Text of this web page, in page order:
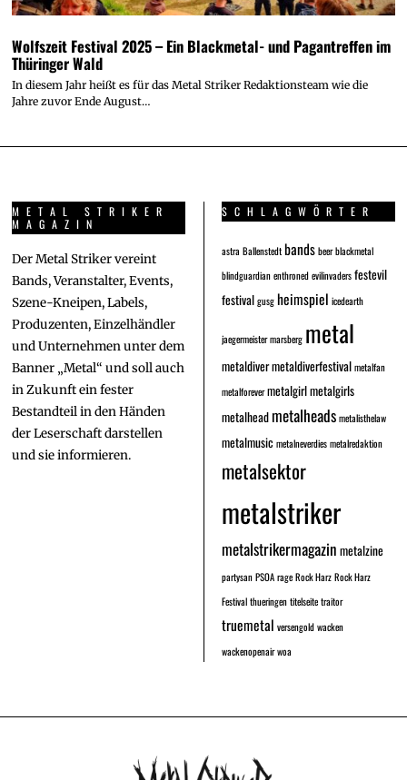
Wolfszeit Festival 2025 – Ein Blackmetal- und Pagantreffen im
Thüringer Wald
In diesem Jahr heißt es für das Metal Striker Redaktionsteam wie die
Jahre zuvor Ende August…
METAL STRIKER
MAGAZIN
Der Metal Striker vereint
Bands, Veranstalter, Events,
Szene-Kneipen, Labels,
Produzenten, Einzelhändler
und Unternehmen unter dem
Banner „Metal“ und soll auch
in Zukunft ein fester
Bestandteil in den Händen
der Leserschaft darstellen
und sie informieren.
SCHLAGWÖRTER
astra Ballenstedtbandsbeerblackmetal
blindguardianenthronedevilinvadersfestevil
festivalgusgheimspiel icedearth
jaegermeistermarsberg metal
metaldivermetaldiverfestivalmetalfan
metalforevermetalgirlmetalgirls
metalhead metalheadsmetalisthelaw
metalmusic metalneverdiesmetalredaktion
metalsektor
metalstriker
metalstrikermagazin metalzine
partysanPSOArageRock HarzRock Harz
Festivalthueringentitelseitetraitor
truemetal versengoldwacken
wackenopenairwoa